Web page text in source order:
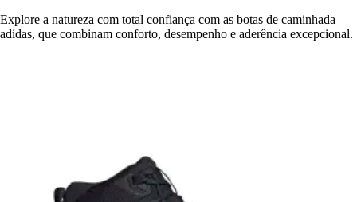
Explore a natureza com total confiança com as botas de caminhada
adidas, que combinam conforto, desempenho e aderência excepcional.